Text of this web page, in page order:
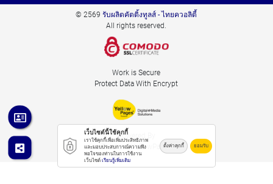
© 2569รับผลิตคัตติ้งทูลส์ - ไทยควอลิตี้
All rights reserved.
Work is Secure
Protect Data With Encrypt
Powered By
Thailand YellowPages
เว็บไซต์นี้ใช้คุกกี้
เราใช้คุกกี้เพื่อเพิ่มประสิทธิภาพ
และมอบประสบการณ์ความพึง
พอใจของท่านในการใช้งาน
เว็บไซต์ เรียนรู้เพิ่มเติม
ตั้งค่าคุกกี้ ยอมรับ